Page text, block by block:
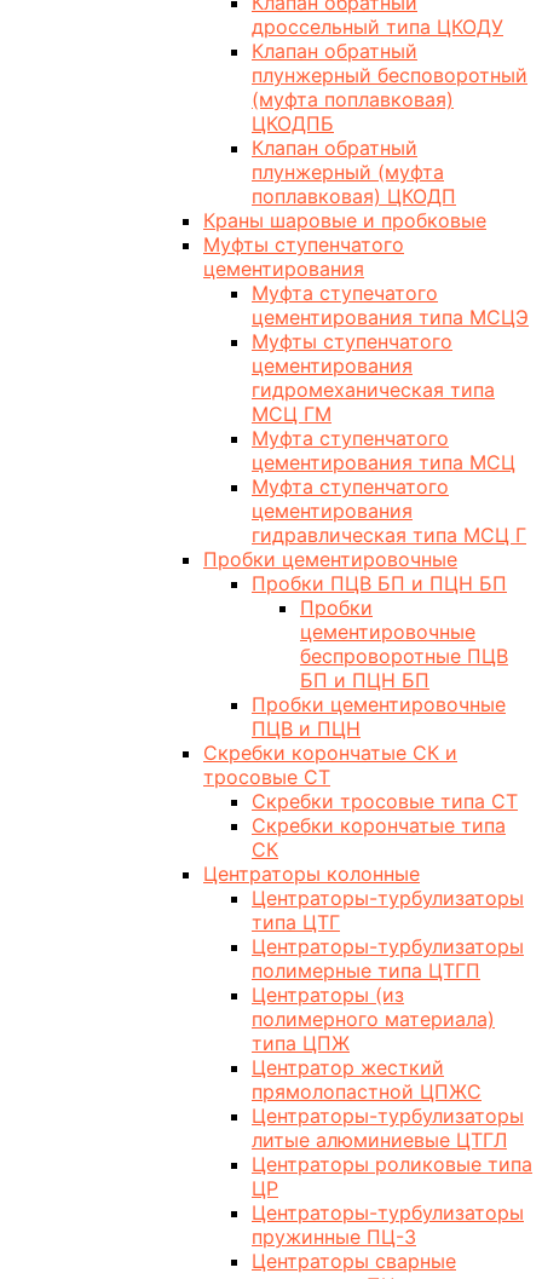
дроссельный типа ЦКОДУ
Клапан обратный
плунжерный бесповоротный
(муфта поплавковая)
ЦКОДПБ
Клапан обратный
плунжерный (муфта
поплавковая) ЦКОДП
Краны шаровые и пробковые
Муфты ступенчатого
цементирования
Муфта ступечатого
цементирования типа МСЦЭ
Муфты ступенчатого
цементирования
гидромеханическая типа
МСЦ ГМ
Муфта ступенчатого
цементирования типа МСЦ
Муфта ступенчатого
цементирования
гидравлическая типа МСЦ Г
Пробки цементировочные
Пробки ПЦВ БП и ПЦН БП
Пробки
цементировочные
беспроворотные ПЦВ
БП и ПЦН БП
Пробки цементировочные
ПЦВ и ПЦН
Скребки корончатые СК и
тросовые СТ
Скребки тросовые типа СТ
Скребки корончатые типа
СК
Центраторы колонные
Центраторы-турбулизаторы
типа ЦТГ
Центраторы-турбулизаторы
полимерные типа ЦТГП
Центраторы (из
полимерного материала)
типа ЦПЖ
Центратор жесткий
прямолопастной ЦПЖС
Центраторы-турбулизаторы
литые алюминиевые ЦТГЛ
Центраторы роликовые типа
ЦР
Центраторы-турбулизаторы
пружинные ПЦ-3
Центраторы сварные